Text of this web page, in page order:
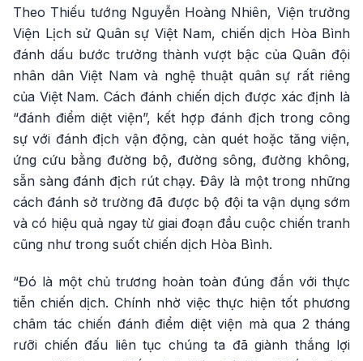
Theo Thiếu tướng Nguyễn Hoàng Nhiên, Viện trưởng
Viện Lịch sử Quân sự Việt Nam, chiến dịch Hòa Bình
đánh dấu bước trưởng thành vượt bậc của Quân đội
nhân dân Việt Nam và nghệ thuật quân sự rất riêng
của Việt Nam. Cách đánh chiến dịch được xác định là
“đánh điểm diệt viện”, kết hợp đánh địch trong công
sự với đánh địch vận động, càn quét hoặc tăng viện,
ứng cứu bằng đường bộ, đường sông, đường không,
sẵn sàng đánh địch rút chạy. Đây là một trong những
cách đánh sở trường đã được bộ đội ta vận dụng sớm
và có hiệu quả ngay từ giai đoạn đầu cuộc chiến tranh
cũng như trong suốt chiến dịch Hòa Bình.
“Đó là một chủ trương hoàn toàn đúng đắn với thực
tiễn chiến dịch. Chính nhờ việc thực hiện tốt phương
châm tác chiến đánh điểm diệt viện mà qua 2 tháng
rưỡi chiến đấu liên tục chúng ta đã giành thắng lợi